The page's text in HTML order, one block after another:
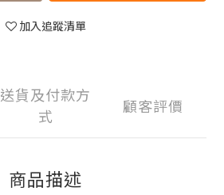
加入追蹤清單
送貨及付款方
式
顧客評價
商品描述